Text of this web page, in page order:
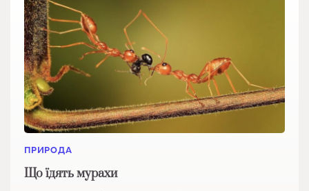
ПРИРОДА
Що їдять мурахи